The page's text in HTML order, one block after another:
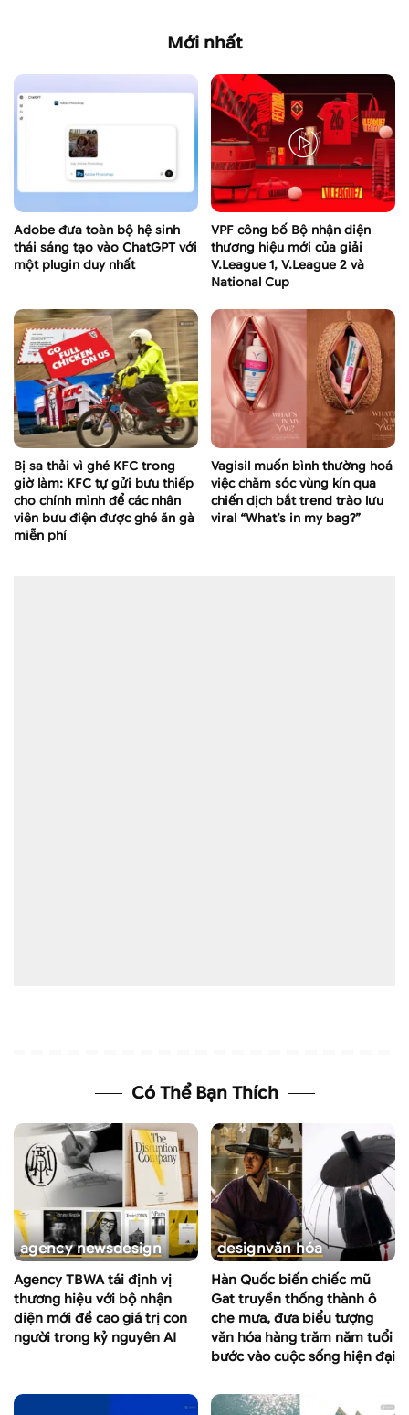
Mới nhất
Adobe đưa toàn bộ hệ sinh
thái sáng tạo vào ChatGPT với
một plugin duy nhất
VPF công bố Bộ nhận diện
thương hiệu mới của giải
V.League 1, V.League 2 và
National Cup
Bị sa thải vì ghé KFC trong
giờ làm: KFC tự gửi bưu thiếp
cho chính mình để các nhân
viên bưu điện được ghé ăn gà
miễn phí
Vagisil muốn bình thường hoá
việc chăm sóc vùng kín qua
chiến dịch bắt trend trào lưu
viral “What’s in my bag?”
Có Thể Bạn Thích
agency newsdesign
Agency TBWA tái định vị
thương hiệu với bộ nhận
diện mới đề cao giá trị con
người trong kỷ nguyên AI
designvăn hóa
Hàn Quốc biến chiếc mũ
Gat truyền thống thành ô
che mưa, đưa biểu tượng
văn hóa hàng trăm năm tuổi
bước vào cuộc sống hiện đại